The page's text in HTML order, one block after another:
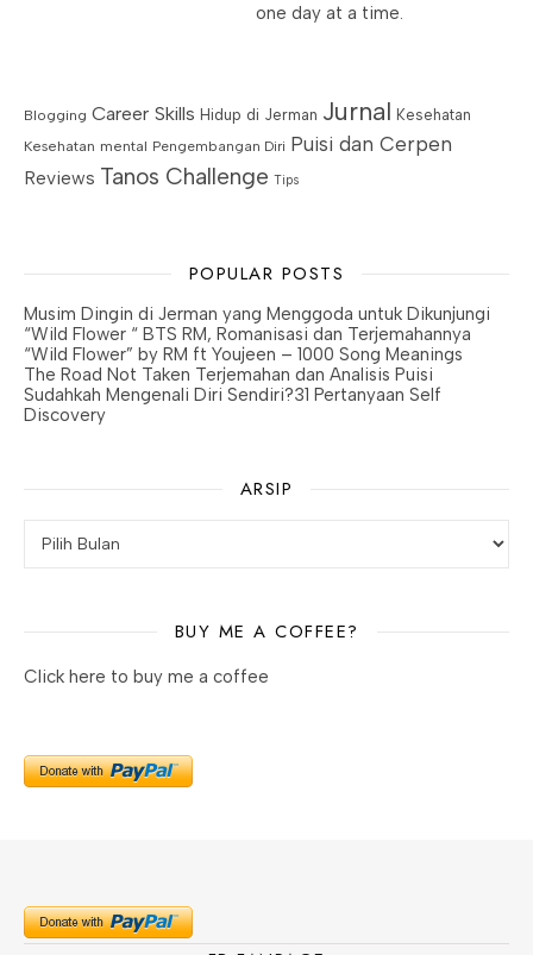
one day at a time.
Blogging Career Skills Hidup di Jerman Jurnal Kesehatan
Kesehatan mental Pengembangan Diri Puisi dan Cerpen
Reviews Tanos Challenge Tips
POPULAR POSTS
Musim Dingin di Jerman yang Menggoda untuk Dikunjungi
“Wild Flower “ BTS RM, Romanisasi dan Terjemahannya
“Wild Flower” by RM ft Youjeen – 1000 Song Meanings
The Road Not Taken Terjemahan dan Analisis Puisi
Sudahkah Mengenali Diri Sendiri?31 Pertanyaan Self
Discovery
ARSIP
BUY ME A COFFEE?
Click here to buy me a coffee